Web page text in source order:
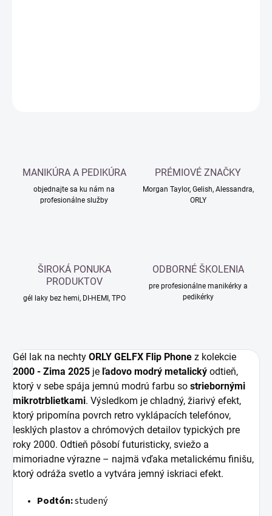
MANIKÚRA A PEDIKÚRA
objednajte sa ku nám na
profesionálne služby
PRÉMIOVÉ ZNAČKY
Morgan Taylor, Gelish, Alessandra,
ORLY
ŠIROKÁ PONUKA
PRODUKTOV
gél laky bez hemi, DI-HEMI, TPO
ODBORNÉ ŠKOLENIA
pre profesionálne manikérky a
pedikérky
Gél lak na nechty ORLY GELFX Flip Phone z kolekcie
2000 - Zima 2025 je ľadovo modrý metalický odtieň,
ktorý v sebe spája jemnú modrú farbu so striebornými
mikrotrblietkami. Výsledkom je chladný, žiarivý efekt,
ktorý pripomína povrch retro vyklápacích telefónov,
lesklých plastov a chrómových detailov typických pre
roky 2000. Odtieň pôsobí futuristicky, sviežo a
mimoriadne výrazne – najmä vďaka metalickému finišu,
ktorý odráža svetlo a vytvára jemný iskriaci efekt.
Podtón:studený